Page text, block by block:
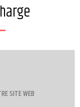
SITE WEB